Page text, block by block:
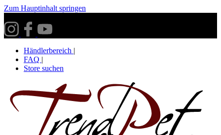
Zum Hauptinhalt springen
Händlerbereich |
FAQ |
Store suchen